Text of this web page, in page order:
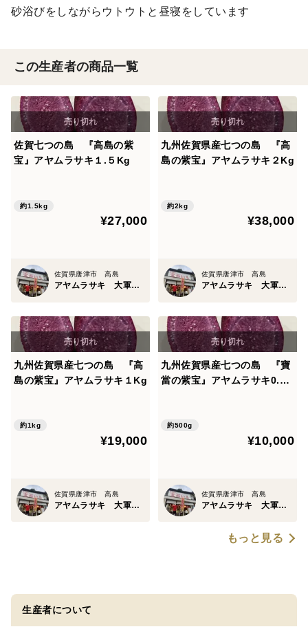
砂浴びをしながらウトウトと昼寝をしています
この生産者の商品一覧
佐賀七つの島 『高島の紫
宝』アヤムラサキ１.５Kg
約1.5kg
¥27,000
佐賀県唐津市 高島
アヤムラサキ 大軍鶏有精卵 自然循環農家 寶當市場
九州佐賀県産七つの島 『高
島の紫宝』アヤムラサキ２Kg
約2kg
¥38,000
佐賀県唐津市 高島
アヤムラサキ 大軍鶏有精卵 自然循環農家 寶當市場
九州佐賀県産七つの島 『高
島の紫宝』アヤムラサキ１Kg
約1kg
¥19,000
佐賀県唐津市 高島
アヤムラサキ 大軍鶏有精卵 自然循環農家 寶當市場
九州佐賀県産七つの島 『寶
當の紫宝』アヤムラサキ0.5K
約500g
¥10,000
佐賀県唐津市 高島
アヤムラサキ 大軍鶏有精卵 自然循環農家 寶當市場
もっと見る
生産者について